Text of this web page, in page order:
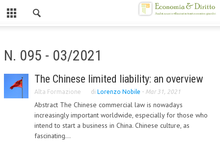
CHI SIAMO
MISSION
CONTATTI
CENTRO STUDI
N. 095 - 03/2021
The Chinese limited liability: an overview
Alta Formazione di Lorenzo Nobile - Mar 31, 2021
Abstract The Chinese commercial law is nowadays
increasingly important worldwide, especially for those who
intend to start a business in China. Chinese culture, as
fascinating...